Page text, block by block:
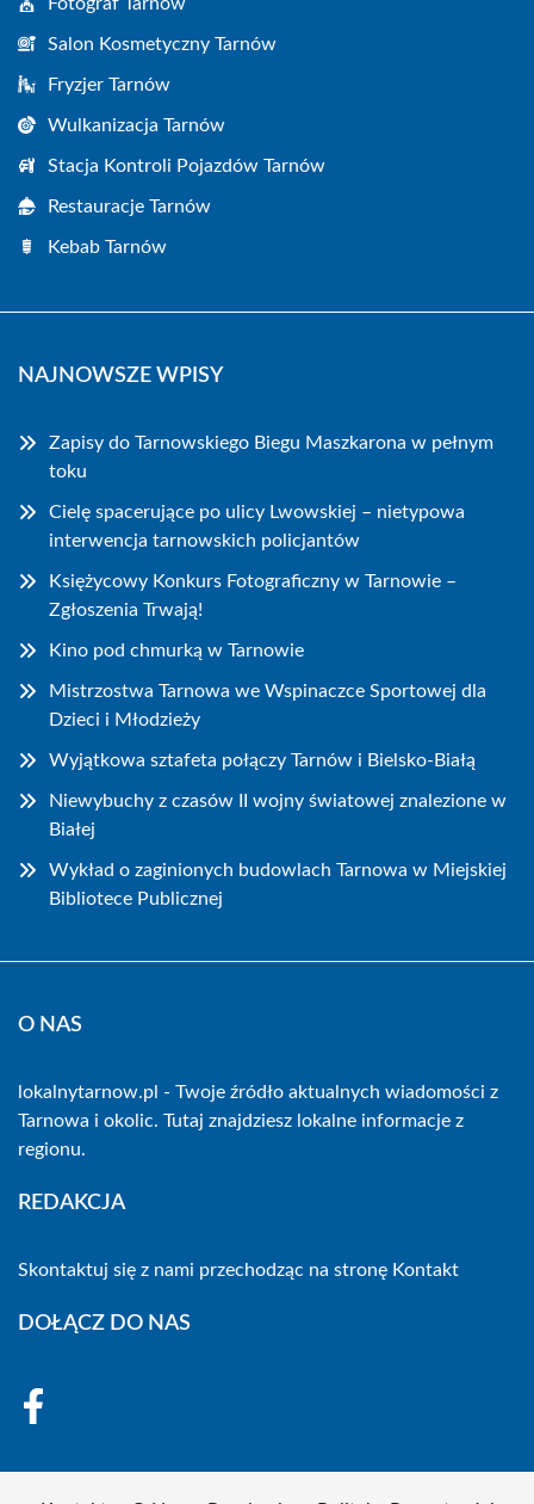
Salon Kosmetyczny Tarnów
Fryzjer Tarnów
Wulkanizacja Tarnów
Stacja Kontroli Pojazdów Tarnów
Restauracje Tarnów
Kebab Tarnów
NAJNOWSZE WPISY
Zapisy do Tarnowskiego Biegu Maszkarona w pełnym
toku
Cielę spacerujące po ulicy Lwowskiej – nietypowa
interwencja tarnowskich policjantów
Księżycowy Konkurs Fotograficzny w Tarnowie –
Zgłoszenia Trwają!
Kino pod chmurką w Tarnowie
Mistrzostwa Tarnowa we Wspinaczce Sportowej dla
Dzieci i Młodzieży
Wyjątkowa sztafeta połączy Tarnów i Bielsko-Białą
Niewybuchy z czasów II wojny światowej znalezione w
Białej
Wykład o zaginionych budowlach Tarnowa w Miejskiej
Bibliotece Publicznej
O NAS
lokalnytarnow.pl - Twoje źródło aktualnych wiadomości z
Tarnowa i okolic. Tutaj znajdziesz lokalne informacje z
regionu.
REDAKCJA
Skontaktuj się z nami przechodząc na stronę Kontakt
DOŁĄCZ DO NAS